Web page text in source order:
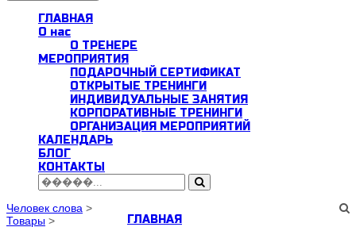
ГЛАВНАЯ
О нас
О ТРЕНЕРЕ
МЕРОПРИЯТИЯ
ПОДАРОЧНЫЙ СЕРТИФИКАТ
ОТКРЫТЫЕ ТРЕНИНГИ
ИНДИВИДУАЛЬНЫЕ ЗАНЯТИЯ
КОРПОРАТИВНЫЕ ТРЕНИНГИ
ОРГАНИЗАЦИЯ МЕРОПРИЯТИЙ
КАЛЕНДАРЬ
БЛОГ
КОНТАКТЫ
ГЛАВНАЯ
Человек слова >
Товары >